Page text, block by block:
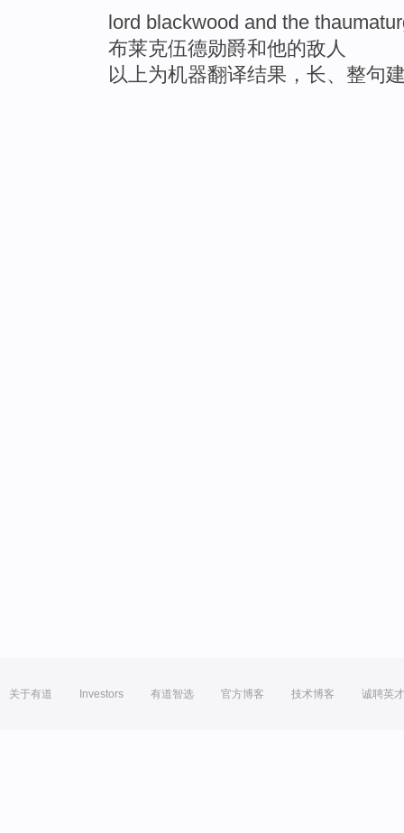
lord blackwood and the
布莱克伍德勋爵和他的敌人
以上为机器翻译结果，长、整句
关于有道 Investors 有道智选 官方博客 技术博客 诚聘英才